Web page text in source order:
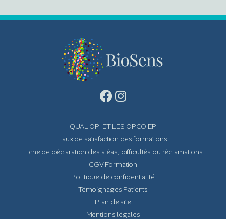
QUALIOPI ET LES OPCO EP
Taux de satisfaction des formations
Fiche de déclaration des aléas, difficultés ou réclamations
CGV Formation
Politique de confidentialité
Témoignages Patients
Plan de site
Mentions légales